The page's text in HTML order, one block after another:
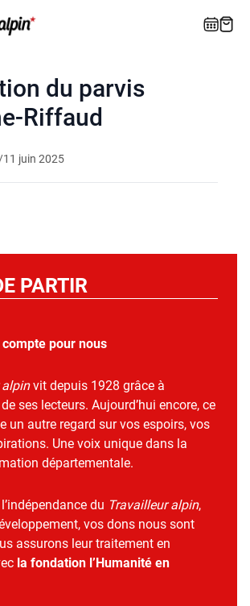
du parvis
Riffaud
/11 juin 2025
PARTIR
pour nous
alpinvit depuis 1928 grâce à
ses lecteurs. Aujourd’hui encore, ce
un autre regard sur vos espoirs, vos
Une voix unique dans la
départementale.
du Travailleur alpin,
vos dons nous sont
assurons leur traitement en
la fondation l’Humanité en